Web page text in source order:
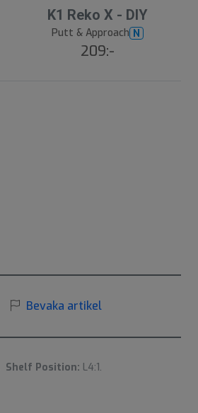
K1 Reko X - DIY
Putt & Approach N
209:-
Bevaka artikel
Shelf Position: L4:1.